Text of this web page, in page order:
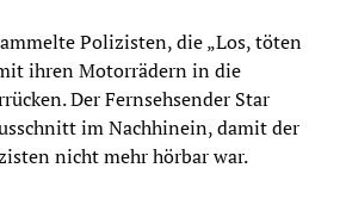
Polizisten, die „Los, töten
ihren Motorrädern in die
Der Fernsehsender Star
im Nachhinein, damit der
nicht mehr hörbar war.